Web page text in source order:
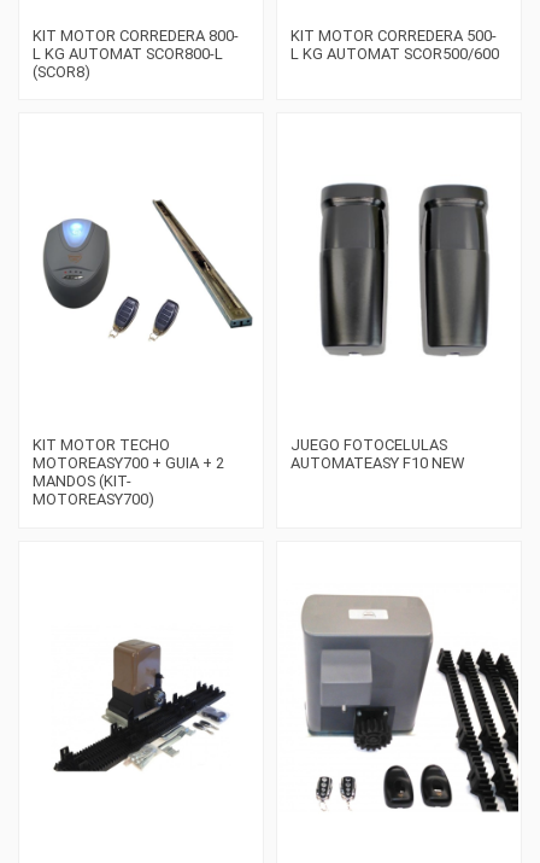
KIT MOTOR CORREDERA 800-
L KG AUTOMAT SCOR800-L
(SCOR8)
KIT MOTOR CORREDERA 500-
L KG AUTOMAT SCOR500/600
KIT MOTOR TECHO
MOTOREASY700 + GUIA + 2
MANDOS (KIT-
MOTOREASY700)
JUEGO FOTOCELULAS
AUTOMATEASY F10 NEW